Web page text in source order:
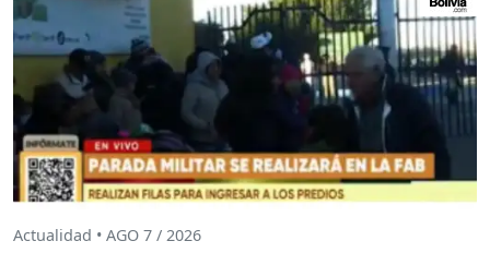
Actualidad • AGO 7 / 2026